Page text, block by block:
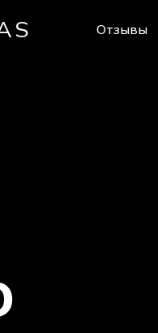
Отзывы